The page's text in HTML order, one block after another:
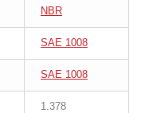
NBR
SAE 1008
SAE 1008
1.378